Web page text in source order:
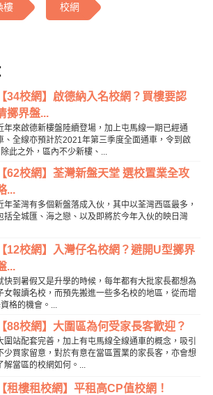
樓 校網
【34校網】啟德納入名校網？買樓要認
擲界盤...
年來啟德新樓盤陸續登場，加上屯馬線一期已經通
、全線亦預計於2021年第三季度全面通車，令到啟
此之外，區內不少新樓、...
【62校網】荃灣新盤天堂 選校置業全攻
...
年荃灣有多個新盤落成入伙，其中以荃灣西區最多，
括全城匯、海之戀、以及即將於今年入伙的映日灣
【12校網】入灣仔名校網？避開U型擲界
...
快到暑假又是升學的時候，每年都有大批家長都想為
女報讀名校，而預先搬進一些多名校的地區，從而增
格的機會。...
【88校網】大圍區為何受家長客歡迎？
圍站配套完善，加上有屯馬線全線通車的概念，吸引
少買家留意，對於有意在當區置業的家長客，亦會想
了解當區的校網如何。...
【租樓租校網】平租高CP值校網！